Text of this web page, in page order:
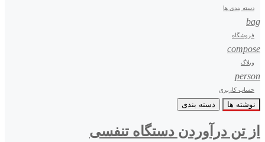
دسته بندی ها
bag
فروشگاه
compose
وبلاگ
person
حساب کاربری
نوشته ها دسته بندی
از تن درآوردن دستگاه تنفسی